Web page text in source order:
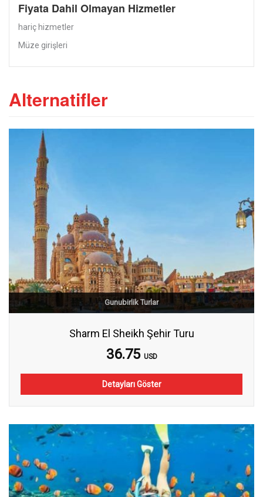
Fiyata Dahil Olmayan Hizmetler
hariç hizmetler
Müze girişleri
Alternatifler
Gunubirlik Turlar
Sharm El Sheikh Şehir Turu
36.75 USD
Detayları Göster